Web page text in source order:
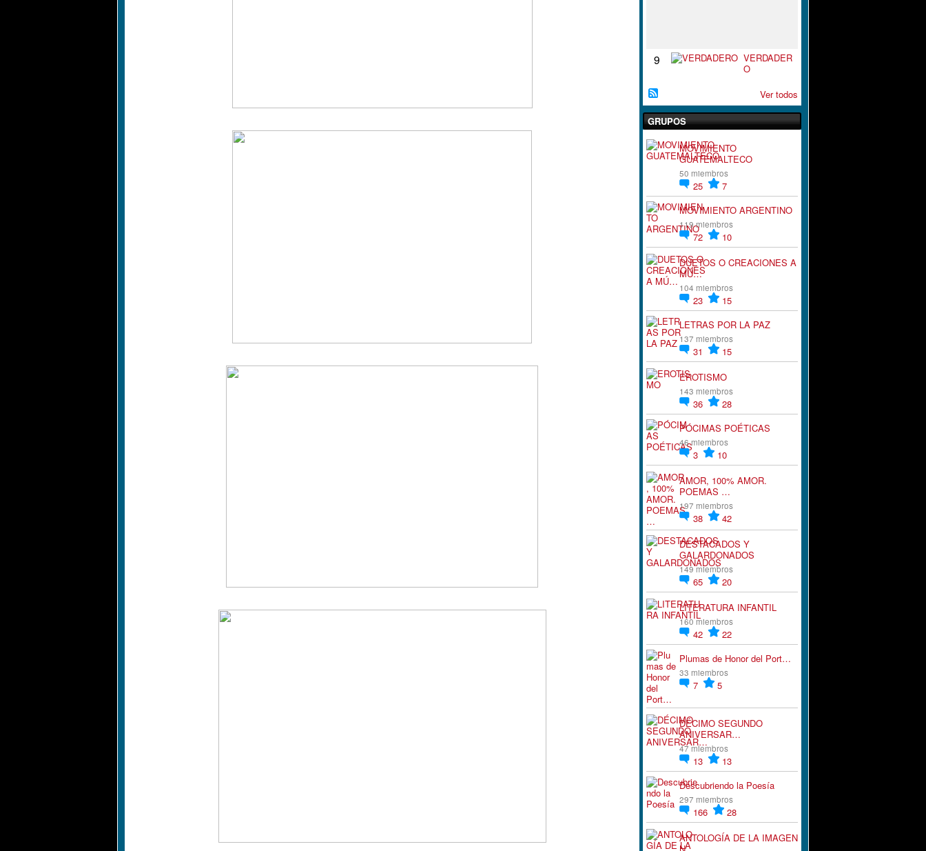
9
VERDADER
O
Ver todos
GRUPOS
MOVIMIENTO
GUATEMALTECO
50 miembros
25
7
MOVIMIENTO ARGENTINO
119 miembros
72
10
DUETOS O CREACIONES A
MÚ…
104 miembros
23
15
LETRAS POR LA PAZ
137 miembros
31
15
EROTISMO
143 miembros
36
28
PÓCIMAS POÉTICAS
46 miembros
3
10
AMOR, 100% AMOR.
POEMAS …
197 miembros
38
42
DESTACADOS Y
GALARDONADOS
149 miembros
65
20
LITERATURA INFANTIL
160 miembros
42
22
Plumas de Honor del Port…
33 miembros
7 5
DÉCIMO SEGUNDO
ANIVERSAR…
47 miembros
13
13
Descubriendo la Poesía
297 miembros
166
28
ANTOLOGÍA DE LA IMAGEN
N…